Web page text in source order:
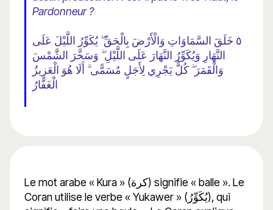
Pardonneur ?
٥ خَلَقَ السَّمَاوَاتِ وَالْأَرْضَ بِالْحَقِّ ۖ يُكَوِّرُ اللَّيْلَ عَلَى
النَّهَارِ وَيُكَوِّرُ النَّهَارَ عَلَى اللَّيْلِ ۖ وَسَخَّرَ الشَّمْسَ
وَالْقَمَرَ ۖ كُلٌّ يَجْرِي لِأَجَلٍ مُسَمًّى ۗ أَلَا هُوَ الْعَزِيزُ
الْغَفَّارُ
Le mot arabe « Kura » (كرة) signifie « balle ». Le
Coran utilise le verbe « Yukawer » (يُكَوِّرُ), qui